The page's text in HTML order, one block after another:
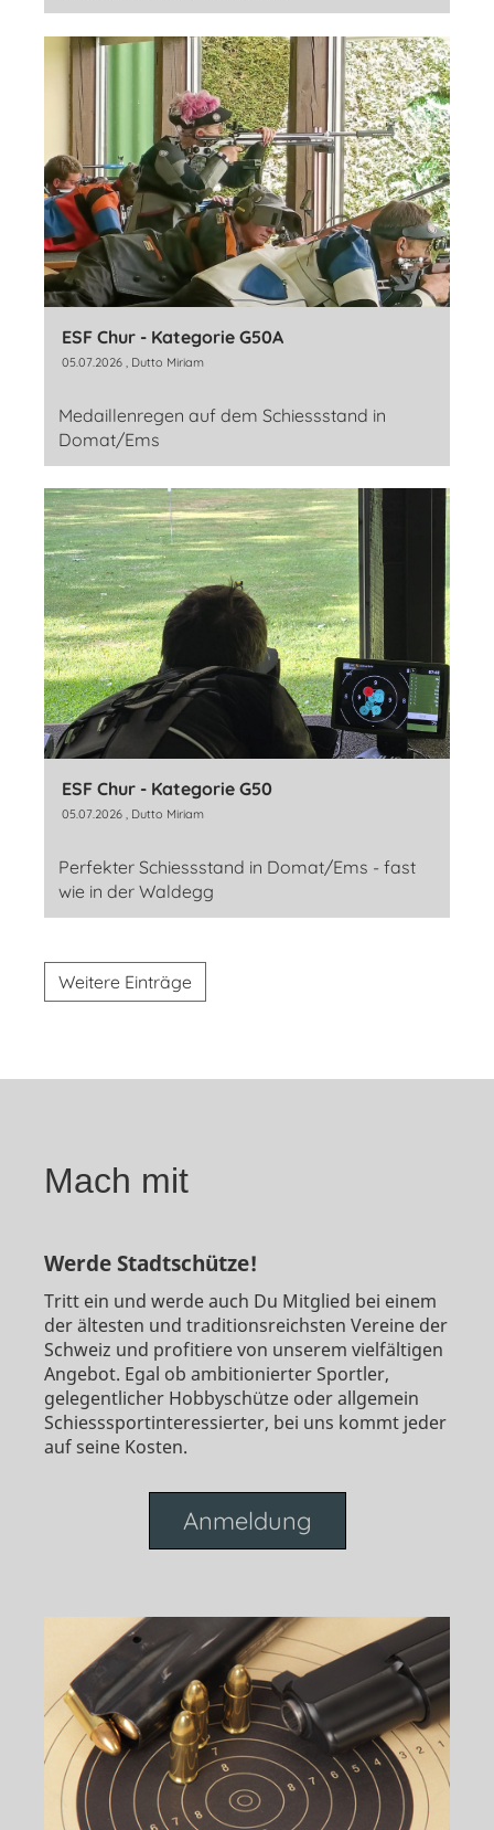
ESF Chur - Kategorie G50A
05.07.2026 , Dutto Miriam
Medaillenregen auf dem Schiessstand in
Domat/Ems
ESF Chur - Kategorie G50
05.07.2026 , Dutto Miriam
Perfekter Schiessstand in Domat/Ems - fast
wie in der Waldegg
Weitere Einträge
Mach mit
Werde Stadtschütze!
Tritt ein und werde auch Du Mitglied bei einem
der ältesten und traditionsreichsten Vereine der
Schweiz und profitiere von unserem vielfältigen
Angebot. Egal ob ambitionierter Sportler,
gelegentlicher Hobbyschütze oder allgemein
Schiesssportinteressierter, bei uns kommt jeder
auf seine Kosten.
Anmeldung